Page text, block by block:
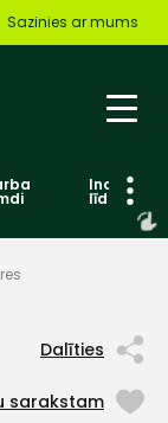
Sazinies ar mums
līdzekļi
Dalīties
sarakstam